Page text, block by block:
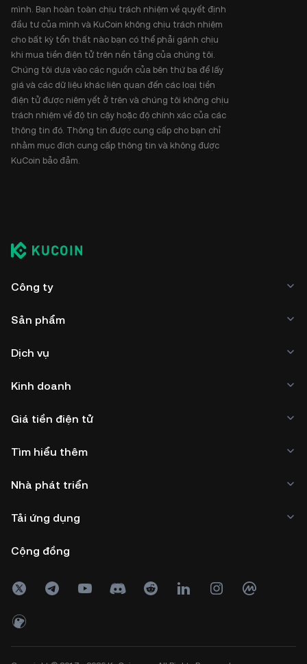
mình. Bạn hoàn toàn chịu trách nhiệm về quyết định
đầu tư của mình và KuCoin không chịu trách nhiệm
cho bất kỳ tổn thất nào bạn có thể phải gánh chịu
khi mua tiền điện tử trên nền tảng của chúng tôi.
Chúng tôi dựa vào các nguồn của bên thứ ba để lấy
giá và các dữ liệu khác liên quan đến các loại tiền
điện tử được niêm yết ở trên và chúng tôi không chịu
trách nhiệm về độ tin cậy hoặc độ chính xác của các
thông tin đó. Thông tin được cung cấp cho bạn chỉ
nhằm mục đích cung cấp thông tin và không được
KuCoin bảo đảm.
Công ty
Sản phẩm
Dịch vụ
Kinh doanh
Giá tiền điện tử
Tìm hiểu thêm
Nhà phát triển
Tải ứng dụng
Cộng đồng